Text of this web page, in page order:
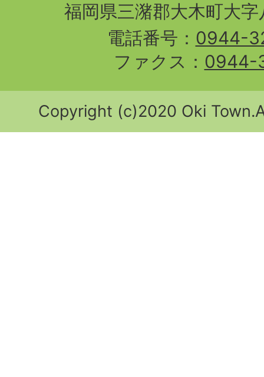
福岡県三潴郡大木町大
電話番号： 0944-
ファクス： 0944-
Copyright (c)2020 Oki